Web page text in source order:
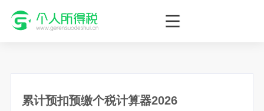
个人所得税网，最新个税资讯平台，您的个税管理专家！
累计预扣预缴个税计算器2026